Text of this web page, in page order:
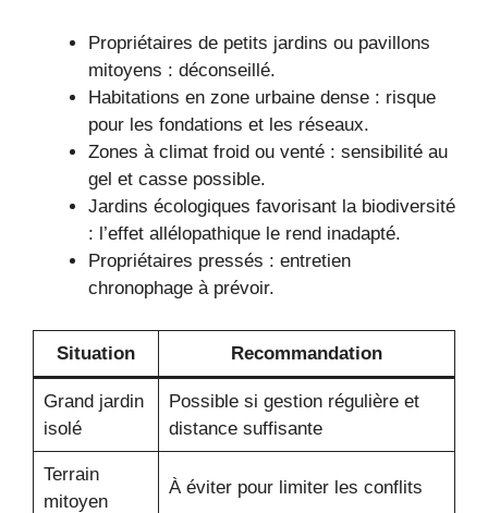
Propriétaires de petits jardins ou pavillons
mitoyens : déconseillé.
Habitations en zone urbaine dense : risque
pour les fondations et les réseaux.
Zones à climat froid ou venté : sensibilité au
gel et casse possible.
Jardins écologiques favorisant la biodiversité
: l’effet allélopathique le rend inadapté.
Propriétaires pressés : entretien
chronophage à prévoir.
Situation Recommandation
Grand jardin
isolé
Possible si gestion régulière et
distance suffisante
Terrain
mitoyen
À éviter pour limiter les conflits